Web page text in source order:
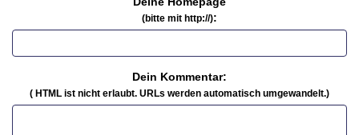
(bitte mit http://):
Dein Kommentar:
( HTML ist nicht erlaubt. URLs werden automatisch umgewandelt.)